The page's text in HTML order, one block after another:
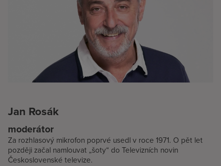
Jan Rosák
moderátor
Za rozhlasový mikrofon poprvé usedl v roce 1971. O pět let
později začal namlouvat „šoty“ do Televizních novin
Československé televize.